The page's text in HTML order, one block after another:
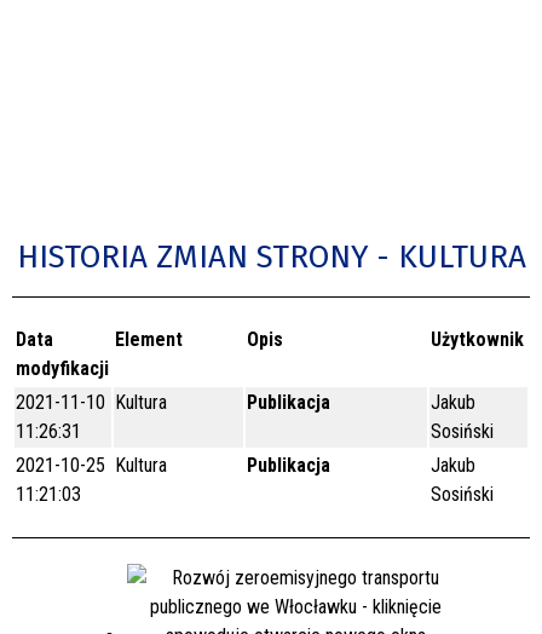
HISTORIA ZMIAN STRONY - KULTURA
Data
modyfikacji
Element Opis Użytkownik
2021-11-10
11:26:31
Kultura Publikacja
Jakub
Sosiński
2021-10-25
11:21:03
Kultura Publikacja
Jakub
Sosiński